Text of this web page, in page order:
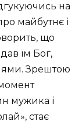
на
майбутнє і
що
їм Бог,
Зрештою
мужика і
стає